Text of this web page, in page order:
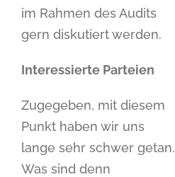
im Rahmen des Audits
gern diskutiert werden.
Interessierte Parteien
Zugegeben, mit diesem
Punkt haben wir uns
lange sehr schwer getan.
Was sind denn